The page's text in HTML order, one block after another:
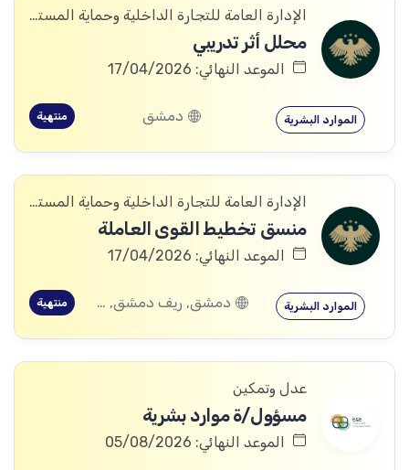
الإدارة العامة للتجارة الداخلية وحماية المستهلك
محلل أثر تدريبي
الموعد النهائي: 17/04/2026
الموارد البشرية دمشق منتهية
الإدارة العامة للتجارة الداخلية وحماية المستهلك
منسق تخطيط القوى العاملة
الموعد النهائي: 17/04/2026
الموارد البشرية دمشق, ريف دمشق, ديرالزور, درعا, إدلب, القنيطرة, حمص, الحسكة, حماة منتهية
عدل وتمكين
مسؤول/ة موارد بشرية
الموعد النهائي: 05/08/2026